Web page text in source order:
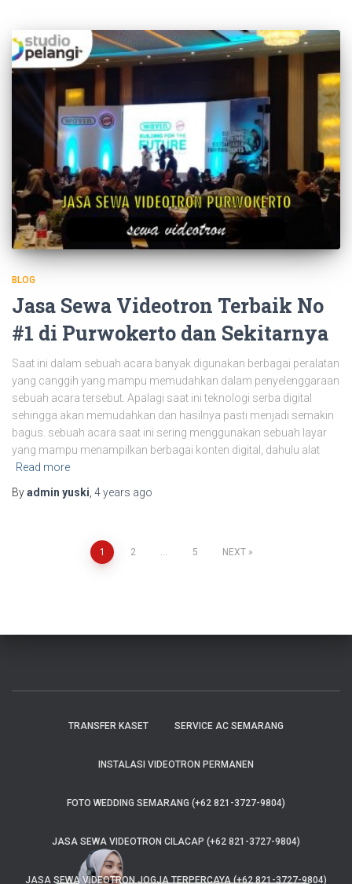
BLOG
Jasa Sewa Videotron Terbaik No
#1 di Purwokerto dan Sekitarnya
Saat ini dalam sebuah acara banyak digunakan berbagai peralatan
yang canggih yang mampu memudahkan dalam penyelenggaraan
sebuah acara tersebut. Apalagi saat ini teknologi serba digital
sehingga akan memudahkan dan hasilnya pasti menjadi semakin
bagus. sebuah acara saat ini sering menggunakan sebuah layar
yang mampu menampilkan berbagai konten digital, dahulu alat
Read more
Byadmin yuski 4 years ago
1 2 5 NEXT
TRANSFER KASET SERVICE AC SEMARANG
INSTALASI VIDEOTRON PERMANEN
FOTO WEDDING SEMARANG (+62 821-3727-9804)
JASA SEWA VIDEOTRON CILACAP (+62 821-3727-9804)
JASA SEWA VIDEOTRON JOGJA TERPERCAYA (+62 821-3727-9804)